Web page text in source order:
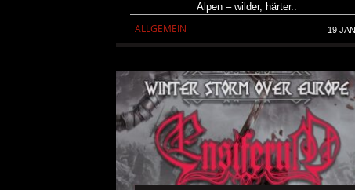
Alpen – wilder, härter..
ALLGEMEIN 19 JAN.